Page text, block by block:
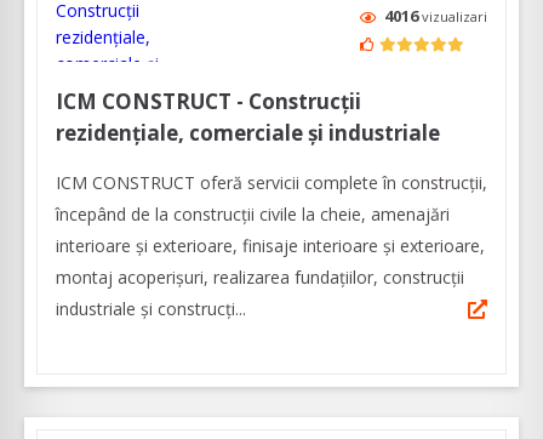
4016vizualizari
ICM CONSTRUCT - Construcții
rezidențiale, comerciale și industriale
ICM CONSTRUCT oferă servicii complete în construcții,
începând de la construcții civile la cheie, amenajări
interioare și exterioare, finisaje interioare și exterioare,
montaj acoperișuri, realizarea fundațiilor, construcții
industriale și construcți...